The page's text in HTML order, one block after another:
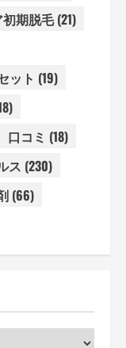
期脱毛(21)
ット (19)
口コミ (18)
ス (230)
(66)